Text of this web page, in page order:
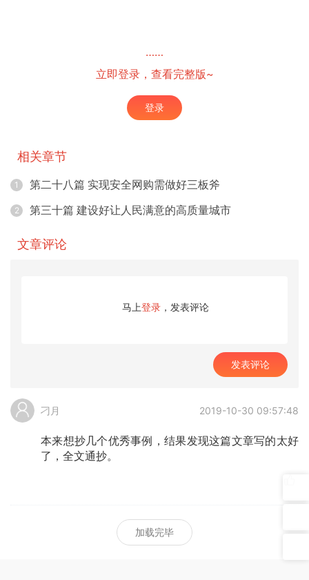
……
立即登录，查看完整版~
登录
相关章节
1 第二十八篇 实现安全网购需做好三板斧
2 第三十篇 建设好让人民满意的高质量城市
文章评论
马上登录 ，发表评论
发表评论
刁月 2019-10-30 09:57:48
本来想抄几个优秀事例，结果发现这篇文章写的太好
了，全文通抄。
加载完毕